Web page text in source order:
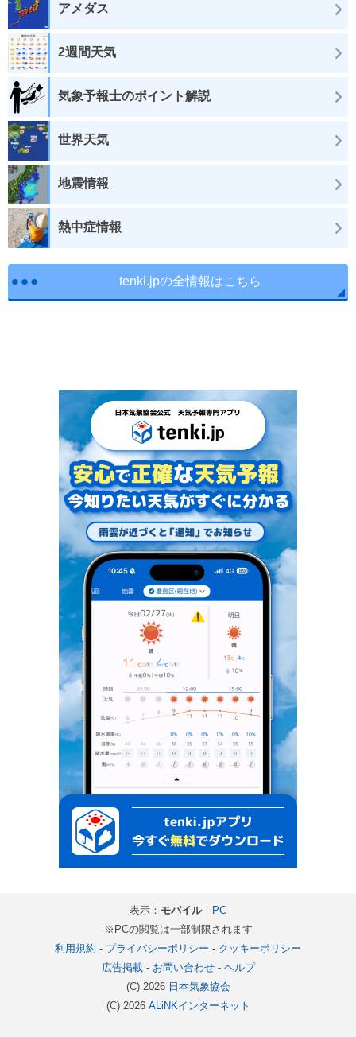
アメダス
2週間天気
気象予報士のポイント解説
世界天気
地震情報
熱中症情報
tenki.jpの全情報はこちら
表示： モバイル｜ PC
※PCの閲覧は一部制限されます
利用規約 - プライバシーポリシー - クッキーポリシー
広告掲載- お問い合わせ- ヘルプ
(C) 2026 日本気象協会
(C) 2026 ALiNKインターネット